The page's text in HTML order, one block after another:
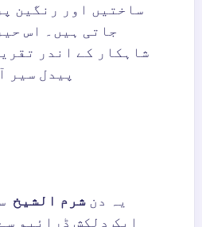
ساختیں اور رنگین
جاتی ہیں۔ اس
شاہکار کے اندر
پیدل سیر
یہ دن شرم الشیخ
ایک دلکش ڈرائیو